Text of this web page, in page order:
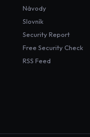
Návody
Slovník
Security Report
Free Security Check
RSS Feed